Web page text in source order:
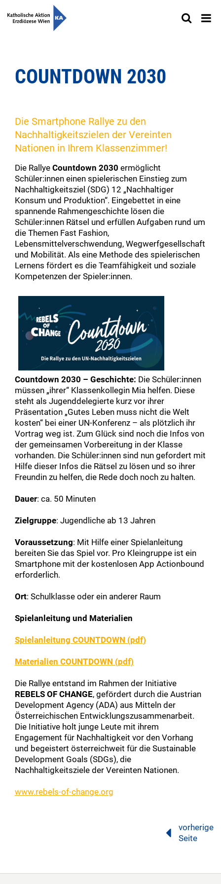
COUNTDOWN 2030
Die Smartphone Rallye zu den
Nachhaltigkeitszielen der Vereinten
Nationen in Ihrem Klassenzimmer!
Die Rallye Countdown 2030 ermöglicht
Schüler:innen einen spielerischen Einstieg zum
Nachhaltigkeitsziel (SDG) 12 „Nachhaltiger
Konsum und Produktion“. Eingebettet in eine
spannende Rahmengeschichte lösen die
Schüler:innen Rätsel und erfüllen Aufgaben rund um
die Themen Fast Fashion,
Lebensmittelverschwendung, Wegwerfgesellschaft
und Mobilität. Als eine Methode des spielerischen
Lernens fördert es die Teamfähigkeit und soziale
Kompetenzen der Spieler:innen.
Countdown 2030 – Geschichte: Die Schüler:innen
müssen „ihrer“ Klassenkollegin Mia helfen. Diese
steht als Jugenddelegierte kurz vor ihrer
Präsentation „Gutes Leben muss nicht die Welt
kosten“ bei einer UN-Konferenz – als plötzlich ihr
Vortrag weg ist. Zum Glück sind noch die Infos von
der gemeinsamen Vorbereitung in der Klasse
vorhanden. Die Schüler:innen sind nun gefordert mit
Hilfe dieser Infos die Rätsel zu lösen und so ihrer
Freundin zu helfen, die Rede doch noch zu halten.
Dauer: ca. 50 Minuten
Zielgruppe: Jugendliche ab 13 Jahren
Voraussetzung: Mit Hilfe einer Spielanleitung
bereiten Sie das Spiel vor. Pro Kleingruppe ist ein
Smartphone mit der kostenlosen App Actionbound
erforderlich.
Ort: Schulklasse oder ein anderer Raum
Spielanleitung und Materialien
Spielanleitung COUNTDOWN (pdf)
Materialien COUNTDOWN (pdf)
Die Rallye entstand im Rahmen der Initiative
REBELS OF CHANGE, gefördert durch die Austrian
Development Agency (ADA) aus Mitteln der
Österreichischen Entwicklungszusammenarbeit.
Die Initiative holt junge Leute mit ihrem
Engagement für Nachhaltigkeit vor den Vorhang
und begeistert österreichweit für die Sustainable
Development Goals (SDGs), die
Nachhaltigkeitsziele der Vereinten Nationen.
www.rebels-of-change.org
vorherige
Seite